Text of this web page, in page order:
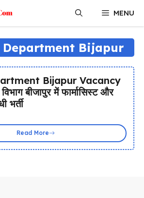
MENU
Bijapur
Bijapur Vacancy
बीजापुर में फार्मासिस्ट और
भर्ती
Read More